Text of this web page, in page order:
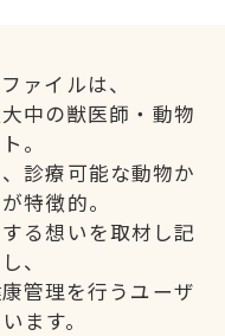
ァイルは、
中の獣医師・動物
。
診療可能な動物か
特徴的。
る想いを取材し記
、
管理を行うユーザ
ます。